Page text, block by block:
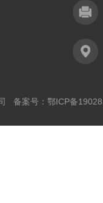
备案号： 鄂ICP备